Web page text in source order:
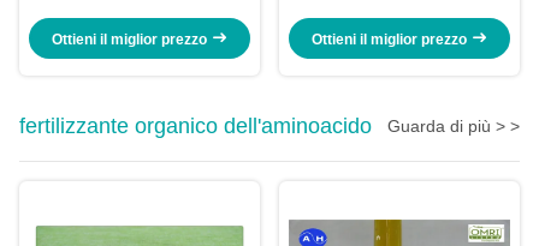
Ottieni il miglior prezzo
Ottieni il miglior prezzo
fertilizzante organico dell'aminoacido Guarda di più > >